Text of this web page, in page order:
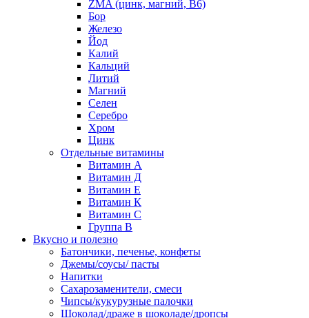
ZMA (цинк, магний, В6)
Бор
Железо
Йод
Калий
Кальций
Литий
Магний
Селен
Серебро
Хром
Цинк
Отдельные витамины
Витамин А
Витамин Д
Витамин Е
Витамин К
Витамин С
Группа В
Вкусно и полезно
Батончики, печенье, конфеты
Джемы/соусы/ пасты
Напитки
Сахарозаменители, смеси
Чипсы/кукурузные палочки
Шоколад/драже в шоколаде/дропсы